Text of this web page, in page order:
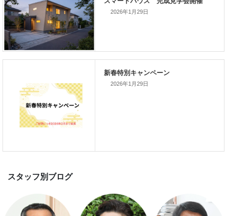
新着のイベント情報
スマートハウス 完成見学会開催
2026年1月29日
2026年1月29日